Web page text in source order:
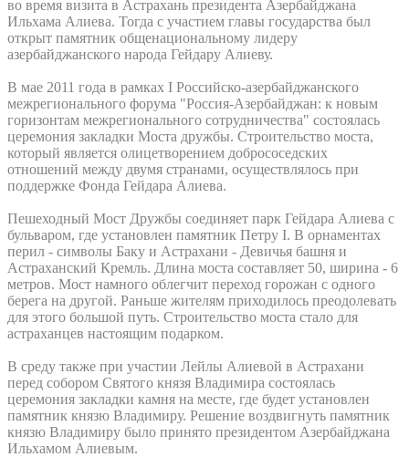
во время визита в Астрахань президента Азербайджана
Ильхама Алиева. Тогда с участием главы государства был
открыт памятник общенациональному лидеру
азербайджанского народа Гейдару Алиеву.
В мае 2011 года в рамках I Российско-азербайджанского
межрегионального форума "Россия-Азербайджан: к новым
горизонтам межрегионального сотрудничества" состоялась
церемония закладки Моста дружбы. Строительство моста,
который является олицетворением добрососедских
отношений между двумя странами, осуществлялось при
поддержке Фонда Гейдара Алиева.
Пешеходный Мост Дружбы соединяет парк Гейдара Алиева с
бульваром, где установлен памятник Петру I. В орнаментах
перил - символы Баку и Астрахани - Девичья башня и
Астраханский Кремль. Длина моста составляет 50, ширина - 6
метров. Мост намного облегчит переход горожан с одного
берега на другой. Раньше жителям приходилось преодолевать
для этого большой путь. Строительство моста стало для
астраханцев настоящим подарком.
В среду также при участии Лейлы Алиевой в Астрахани
перед собором Святого князя Владимира состоялась
церемония закладки камня на месте, где будет установлен
памятник князю Владимиру. Решение воздвигнуть памятник
князю Владимиру было принято президентом Азербайджана
Ильхамом Алиевым.